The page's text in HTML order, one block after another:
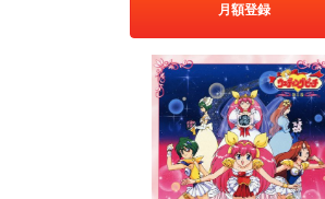
月額登録